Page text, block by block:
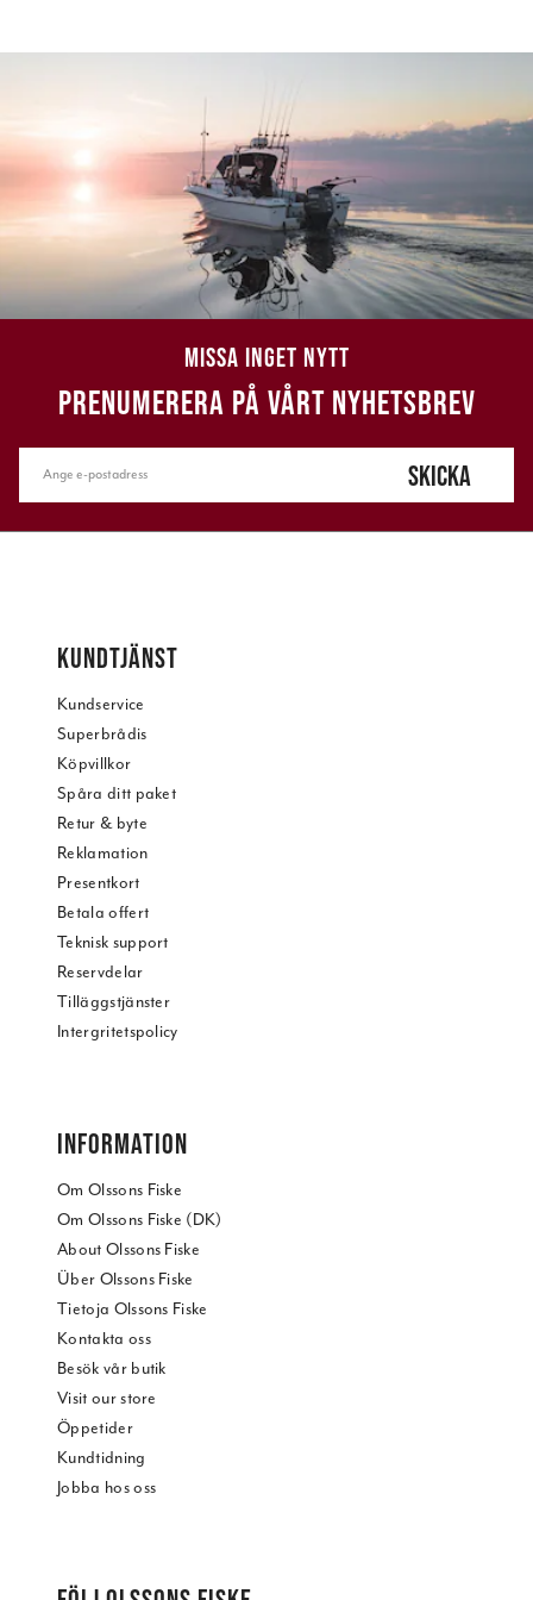
MISSA INGET NYTT
PRENUMERERA PÅ VÅRT NYHETSBREV
SKICKA
KUNDTJÄNST
Kundservice
Superbrådis
Köpvillkor
Spåra ditt paket
Retur & byte
Reklamation
Presentkort
Betala offert
Teknisk support
Reservdelar
Tilläggstjänster
Intergritetspolicy
INFORMATION
Om Olssons Fiske
Om Olssons Fiske (DK)
About Olssons Fiske
Über Olssons Fiske
Tietoja Olssons Fiske
Kontakta oss
Besök vår butik
Visit our store
Öppetider
Kundtidning
Jobba hos oss